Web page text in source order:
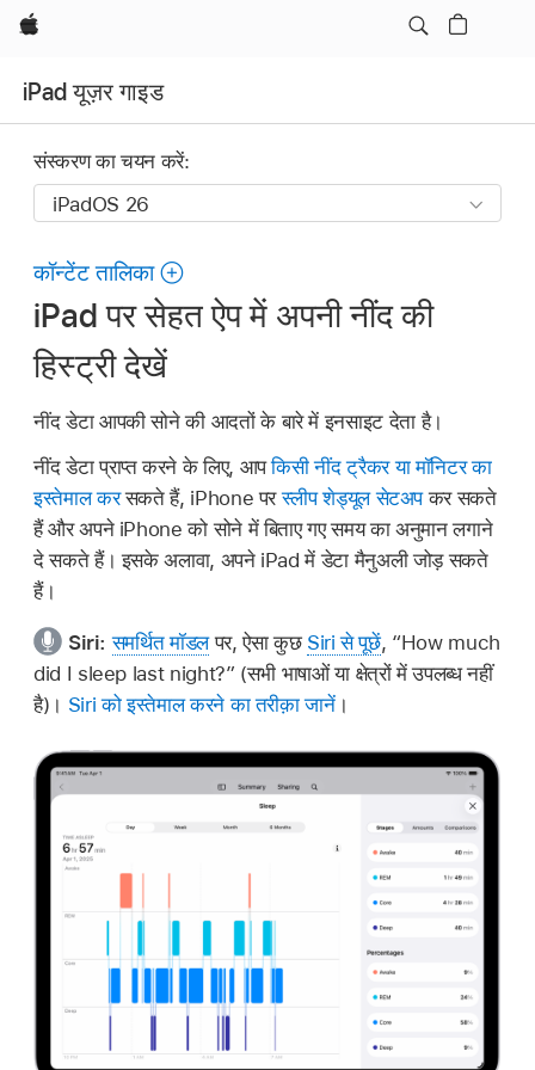
Apple
iPad यूज़र गाइड
संस्करण का चयन करें:
कॉन्टेंट तालिका
iPad पर सेहत ऐप में अपनी नींद की
हिस्ट्री देखें
नींद डेटा आपकी सोने की आदतों के बारे में इनसाइट देता है।
नींद डेटा प्राप्त करने के लिए, आपकिसी नींद ट्रैकर या मॉनिटर का
इस्तेमाल करसकते हैं, iPhone परस्लीप शेड्यूल सेटअपकर सकते
हैं और अपने iPhone को सोने में बिताए गए समय का अनुमान लगाने
दे सकते हैं। इसके अलावा, अपने iPad में डेटा मैनुअली जोड़ सकते
हैं।
Siri:समर्थित मॉडलपर, ऐसा कुछ Siri से पूछें, “How much
did I sleep last night?” (सभी भाषाओं या क्षेत्रों में उपलब्ध नहीं
है)। Siri को इस्तेमाल करने का तरीक़ा जानें।